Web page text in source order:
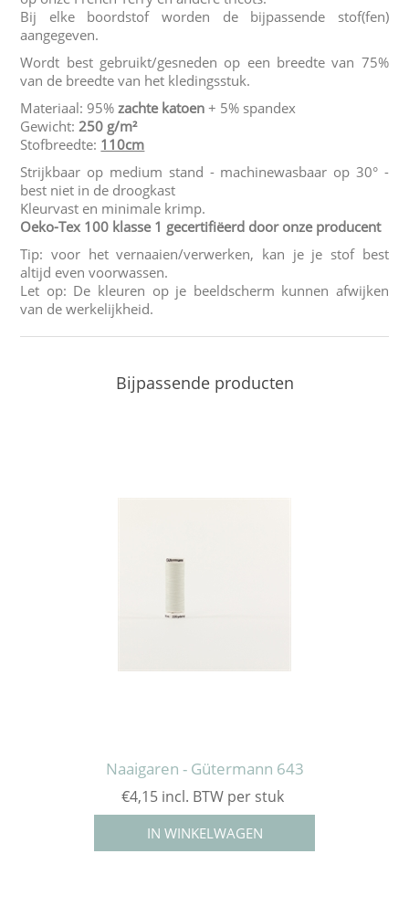
Bij elke boordstof worden de bijpassende stof(fen)
aangegeven.
Wordt best gebruikt/gesneden op een breedte van 75%
van de breedte van het kledingsstuk.
Materiaal: 95%zachte katoen + 5% spandex
Gewicht: 250 g/m²
Stofbreedte: 110cm
Strijkbaar op medium stand - machinewasbaar op 30° -
best niet in de droogkast
Kleurvast en minimale krimp.
Oeko-Tex 100 klasse 1 gecertifiëerd door onze producent
Tip: voor het vernaaien/verwerken, kan je je stof best
altijd even voorwassen.
Let op: De kleuren op je beeldscherm kunnen afwijken
van de werkelijkheid.
Bijpassende producten
Naaigaren - Gütermann 643
€4,15 incl. BTW per stuk